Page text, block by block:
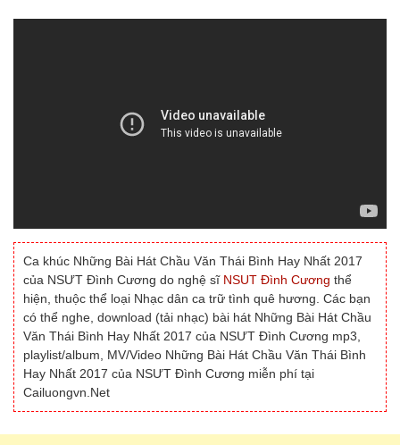
Ca khúc Những Bài Hát Chầu Văn Thái Bình Hay Nhất 2017
của NSƯT Đình Cương do nghệ sĩ NSUT Đình Cương thể
hiện, thuộc thể loại Nhạc dân ca trữ tình quê hương. Các bạn
có thể nghe, download (tải nhạc) bài hát Những Bài Hát Chầu
Văn Thái Bình Hay Nhất 2017 của NSƯT Đình Cương mp3,
playlist/album, MV/Video Những Bài Hát Chầu Văn Thái Bình
Hay Nhất 2017 của NSƯT Đình Cương miễn phí tại
Cailuongvn.Net